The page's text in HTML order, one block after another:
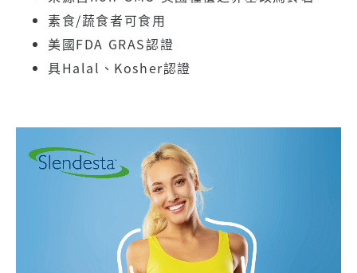
素食/蔬食者可食用
美國FDA GRAS認證
具Halal、Kosher認證